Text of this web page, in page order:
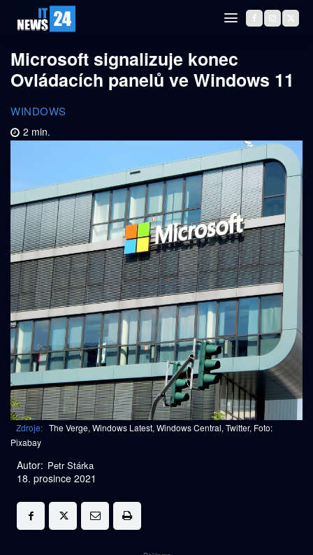
Microsoft signalizuje konec
Ovládacích panelů ve Windows 11
WINDOWS
2 min.
Zdroje: The Verge, Windows Latest, Windows Central, Twitter, Foto:
Pixabay
Autor: Petr Stárka
18. prosince 2021